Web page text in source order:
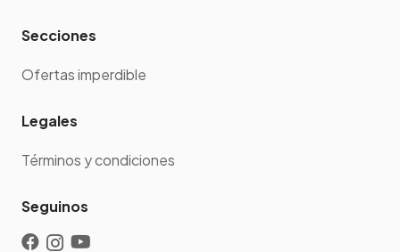
Secciones
Ofertas imperdible
Legales
Términos y condiciones
Seguinos